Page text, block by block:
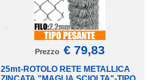
Prezzo € 79,83
25mt-ROTOLO RETE METALLICA